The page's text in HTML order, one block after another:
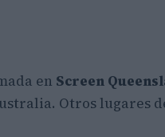
en Screen
Otros lugares